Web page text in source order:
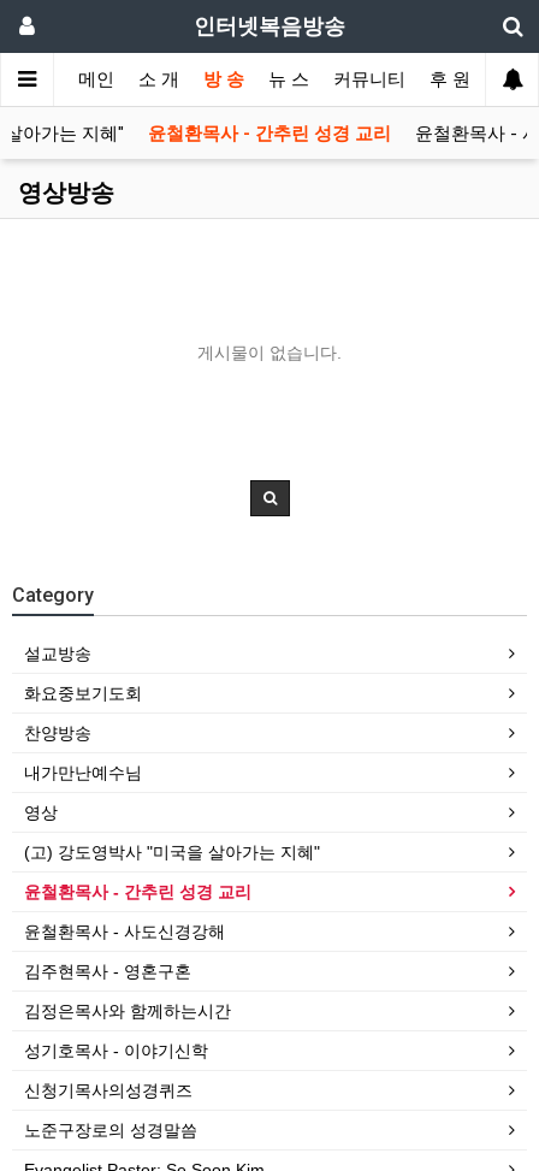
인터넷복음방송
메인 소 개 방 송 뉴 스 커뮤니티 후 원
아가는 지혜" 윤철환목사 - 간추린 성경 교리 윤철환목사 -
영상방송
게시물이 없습니다.
Category
설교방송
화요중보기도회
찬양방송
내가만난예수님
영상
(고) 강도영박사 "미국을 살아가는 지혜"
윤철환목사 - 간추린 성경 교리
윤철환목사 - 사도신경강해
김주현목사 - 영혼구혼
김정은목사와 함께하는시간
성기호목사 - 이야기신학
신청기목사의성경퀴즈
노준구장로의 성경말씀